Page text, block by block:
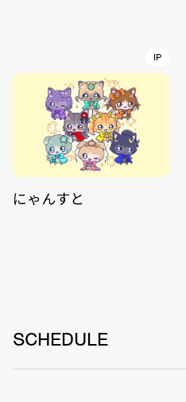
IP
にゃんすと
SCHEDULE